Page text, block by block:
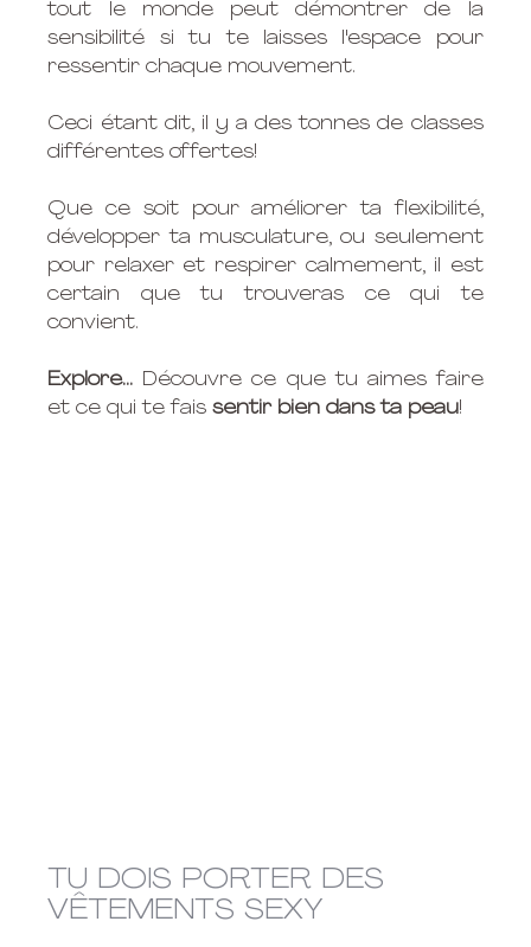
tout le monde peut démontrer de la
sensibilité si tu te laisses l'espace pour
ressentir chaque mouvement.
Ceci étant dit, il y a des tonnes de classes
différentes offertes!
Que ce soit pour améliorer ta flexibilité,
développer ta musculature, ou seulement
pour relaxer et respirer calmement, il est
certain que tu trouveras ce qui te
convient.
Explore... Découvre ce que tu aimes faire
et ce qui te fais sentir bien dans ta peau!
TU DOIS PORTER DES
VÊTEMENTS SEXY